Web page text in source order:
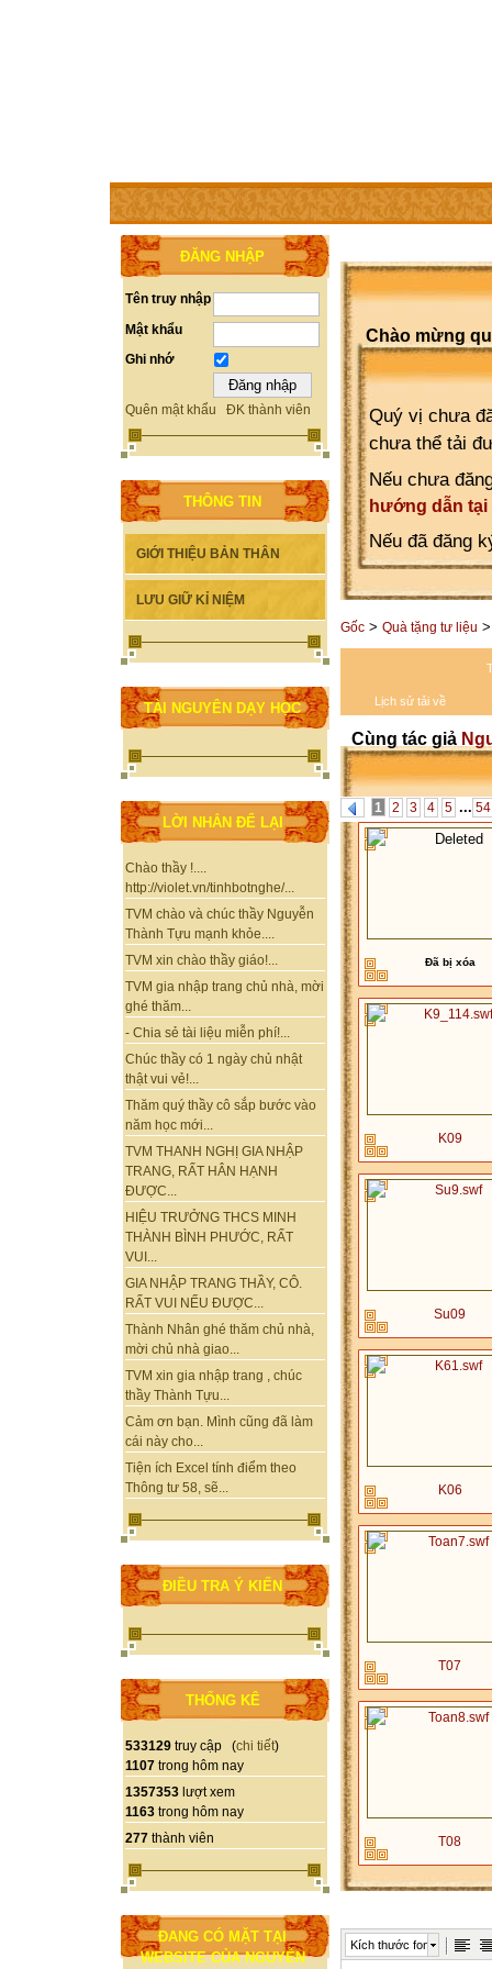
TRANG CHỦ THÀNH VIÊN TRỢ GIÚP WEBSITE
ĐĂNG NHẬP
Tên truy nhập
Mật khẩu
Ghi nhớ
Quên mật khẩu ĐK thành viên
THÔNG TIN
GIỚI THIỆU BẢN THÂN
LƯU GIỮ KỈ NIỆM
TÀI NGUYÊN DẠY HỌC
LỜI NHẮN ĐỂ LẠI
Chào thầy !....
http://violet.vn/tinhbotnghe/...
TVM chào và chúc thầy Nguyễn
Thành Tựu mạnh khỏe....
TVM xin chào thầy giáo!...
TVM gia nhập trang chủ nhà, mời
ghé thăm...
- Chia sẻ tài liệu miễn phí!...
Chúc thầy có 1 ngày chủ nhật
thật vui vẻ!...
Thăm quý thầy cô sắp bước vào
năm học mới...
TVM THANH NGHỊ GIA NHẬP
TRANG, RẤT HÂN HẠNH
ĐƯỢC...
HIỆU TRƯỞNG THCS MINH
THÀNH BÌNH PHƯỚC, RẤT
VUI...
GIA NHẬP TRANG THẦY, CÔ.
RẤT VUI NẾU ĐƯỢC...
Thành Nhân ghé thăm chủ nhà,
mời chủ nhà giao...
TVM xin gia nhập trang , chúc
thầy Thành Tựu...
Cảm ơn bạn. Mình cũng đã làm
cái này cho...
Tiện ích Excel tính điểm theo
Thông tư 58, sẽ...
ĐIỀU TRA Ý KIẾN
THỐNG KÊ
533129 truy cập (chi tiết)
1107 trong hôm nay
1357353 lượt xem
1163 trong hôm nay
277 thành viên
ĐANG CÓ MẶT TẠI
WEBSITE CỦA NGUYỄN
Chào mừng
Quý vị chưa
chưa thể tải
Nếu chưa
hướng dẫn tại
Nếu đã đăng
Gốc > Quà tặng tư liệu
Lịch sử tải về
Cùng tác giả
1 2 3 4 5 ... 54
Đã bị xóa
K09
Su09
K06
T07
T08
Kích thước font